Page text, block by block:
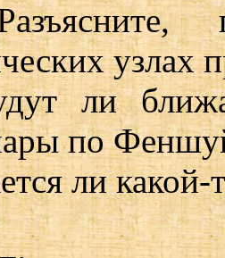
узлах
ли
по
ли какой-